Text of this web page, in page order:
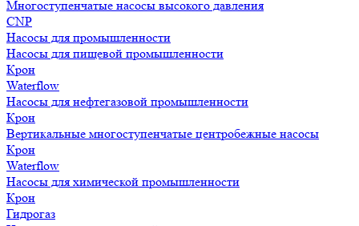
Многоступенчатые насосы высокого давления
CNP
Насосы для промышленности
Насосы для пищевой промышленности
Крон
Waterflow
Насосы для нефтегазовой промышленности
Крон
Вертикальные многоступенчатые центробежные насосы
Крон
Waterflow
Насосы для химической промышленности
Крон
Гидрогаз